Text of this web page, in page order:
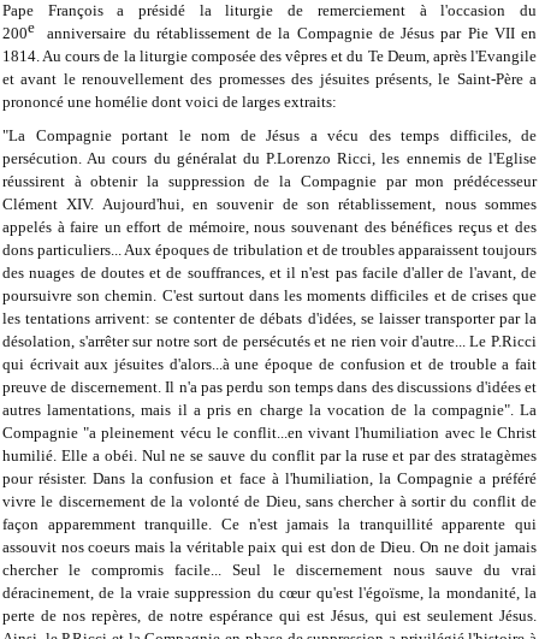
Pape François a présidé la liturgie de remerciement à l'occasion du
200e anniversaire du rétablissement de la Compagnie de Jésus par Pie VII en
1814. Au cours de la liturgie composée des vêpres et du Te Deum, après l'Evangile
et avant le renouvellement des promesses des jésuites présents, le Saint-Père a
prononcé une homélie dont voici de larges extraits:
"La Compagnie portant le nom de Jésus a vécu des temps difficiles, de
persécution. Au cours du généralat du P.Lorenzo Ricci, les ennemis de l'Eglise
réussirent à obtenir la suppression de la Compagnie par mon prédécesseur
Clément XIV. Aujourd'hui, en souvenir de son rétablissement, nous sommes
appelés à faire un effort de mémoire, nous souvenant des bénéfices reçus et des
dons particuliers... Aux époques de tribulation et de troubles apparaissent toujours
des nuages de doutes et de souffrances, et il n'est pas facile d'aller de l'avant, de
poursuivre son chemin. C'est surtout dans les moments difficiles et de crises que
les tentations arrivent: se contenter de débats d'idées, se laisser transporter par la
désolation, s'arrêter sur notre sort de persécutés et ne rien voir d'autre... Le P.Ricci
qui écrivait aux jésuites d'alors...à une époque de confusion et de trouble a fait
preuve de discernement. Il n'a pas perdu son temps dans des discussions d'idées et
autres lamentations, mais il a pris en charge la vocation de la compagnie". La
Compagnie "a pleinement vécu le conflit...en vivant l'humiliation avec le Christ
humilié. Elle a obéi. Nul ne se sauve du conflit par la ruse et par des stratagèmes
pour résister. Dans la confusion et face à l'humiliation, la Compagnie a préféré
vivre le discernement de la volonté de Dieu, sans chercher à sortir du conflit de
façon apparemment tranquille. Ce n'est jamais la tranquillité apparente qui
assouvit nos coeurs mais la véritable paix qui est don de Dieu. On ne doit jamais
chercher le compromis facile... Seul le discernement nous sauve du vrai
déracinement, de la vraie suppression du cœur qu'est l'égoïsme, la mondanité, la
perte de nos repères, de notre espérance qui est Jésus, qui est seulement Jésus.